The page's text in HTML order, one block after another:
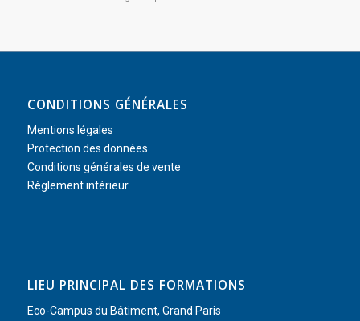
CONDITIONS GÉNÉRALES
Mentions légales
Protection des données
Conditions générales de vente
Règlement intérieur
LIEU PRINCIPAL DES FORMATIONS
Eco-Campus du Bâtiment, Grand Paris